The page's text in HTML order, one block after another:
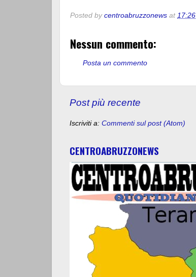
Posted by centroabruzzonews at 17:26
Nessun commento:
Posta un commento
Post più recente
Iscriviti a: Commenti sul post (Atom)
CENTROABRUZZONEWS